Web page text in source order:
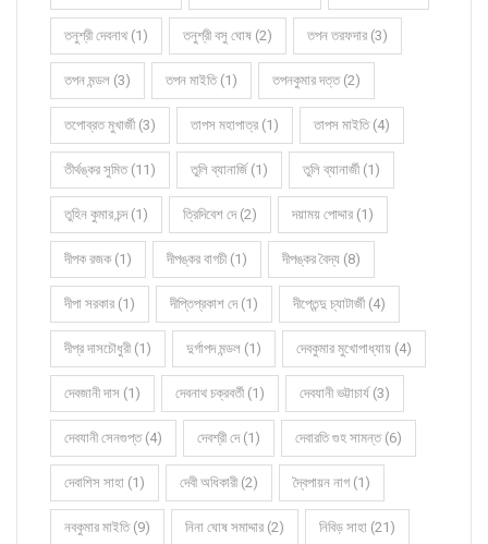
তনুশ্রী দেবনাথ (1) তনুশ্রী বসু ঘোষ (2) তপন তরফদার (3)
তপন মন্ডল (3) তপন মাইতি (1) তপনকুমার দত্ত (2)
তপোব্রত মুখার্জী (3) তাপস মহাপাত্র (1) তাপস মাইতি (4)
তীর্থঙ্কর সুমিত (11) তুলি ব্যানার্জি (1) তুলি ব্যানার্জী (1)
তুহিন কুমার চন্দ (1) ত্রিদিবেশ দে (2) দয়াময় পোদ্দার (1)
দীপক রজক (1) দীপঙ্কর বাগচী (1) দীপঙ্কর বৈদ্য (8)
দীপা সরকার (1) দীপ্তিপ্রকাশ দে (1) দীপ্তেন্দু চ্যাটার্জী (4)
দীপ্র দাসচৌধুরী (1) দুর্গাপদ মন্ডল (1) দেবকুমার মুখোপাধ্যায় (4)
দেবজানী দাস (1) দেবনাথ চক্রবর্তী (1) দেবযানী ভট্টাচার্য (3)
দেবযানী সেনগুপ্ত (4) দেবশ্রী দে (1) দেবারতি গুহ সামন্ত (6)
দেবাশিস সাহা (1) দেবী অধিকারী (2) দ্বৈপায়ন নাগ (1)
নবকুমার মাইতি (9) নিনা ঘোষ সমাদ্দার (2) নিবিড় সাহা (21)